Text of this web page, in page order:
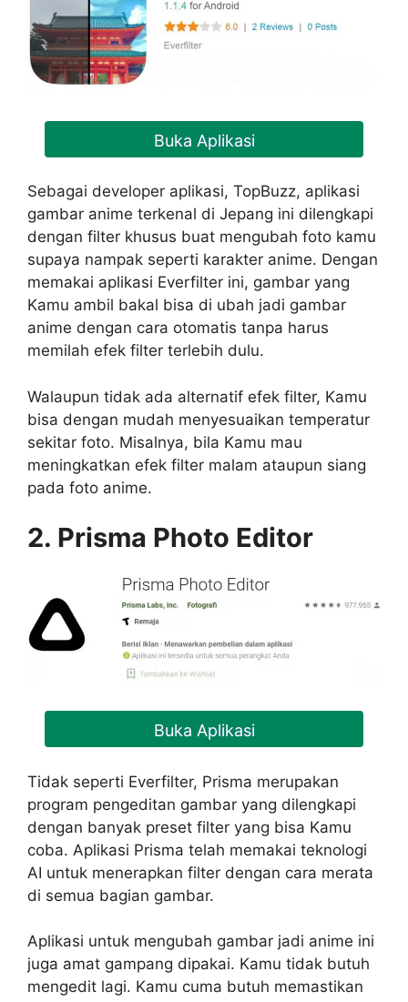
Buka Aplikasi
Sebagai developer aplikasi, TopBuzz, aplikasi
gambar anime terkenal di Jepang ini dilengkapi
dengan filter khusus buat mengubah foto kamu
supaya nampak seperti karakter anime. Dengan
memakai aplikasi Everfilter ini, gambar yang
Kamu ambil bakal bisa di ubah jadi gambar
anime dengan cara otomatis tanpa harus
memilah efek filter terlebih dulu.
Walaupun tidak ada alternatif efek filter, Kamu
bisa dengan mudah menyesuaikan temperatur
sekitar foto. Misalnya, bila Kamu mau
meningkatkan efek filter malam ataupun siang
pada foto anime.
2. Prisma Photo Editor
Buka Aplikasi
Tidak seperti Everfilter, Prisma merupakan
program pengeditan gambar yang dilengkapi
dengan banyak preset filter yang bisa Kamu
coba. Aplikasi Prisma telah memakai teknologi
AI untuk menerapkan filter dengan cara merata
di semua bagian gambar.
Aplikasi untuk mengubah gambar jadi anime ini
juga amat gampang dipakai. Kamu tidak butuh
mengedit lagi. Kamu cuma butuh memastikan